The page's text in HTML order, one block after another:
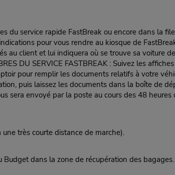
service rapide FastBreak ou encore dans la
pour vous rendre au kiosque de
au client et lui indiquera où se trouve sa voiture
DU SERVICE FASTBREAK : Suivez les
pour remplir les documents relatifs à votre
puis laissez les documents dans la boîte de
sera envoyé par la poste au cours des 48 heures
très courte distance de marche).
dans la zone de récupération des